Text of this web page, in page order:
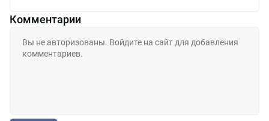
Комментарии